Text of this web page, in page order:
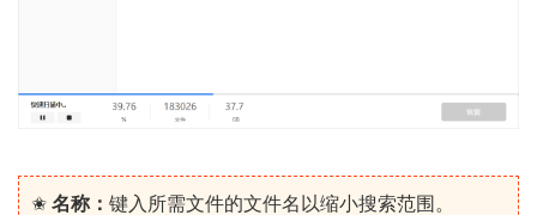
✬ 名称： 键入所需文件的文件名以缩小搜索范围。